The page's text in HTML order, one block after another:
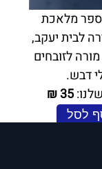
מלאכת
לבית יעקב,
לזובחים
דבש.
35
₪
לסל
נוספים